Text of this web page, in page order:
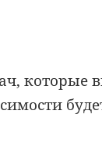
которые